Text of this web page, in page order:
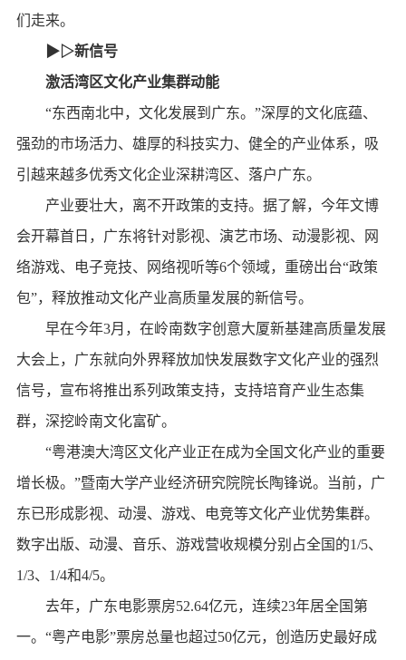
们走来。
▶▷新信号
激活湾区文化产业集群动能
“东西南北中，文化发展到广东。”深厚的文化底蕴、
强劲的市场活力、雄厚的科技实力、健全的产业体系，吸
引越来越多优秀文化企业深耕湾区、落户广东。
产业要壮大，离不开政策的支持。据了解，今年文博
会开幕首日，广东将针对影视、演艺市场、动漫影视、网
络游戏、电子竞技、网络视听等6个领域，重磅出台“政策
包”，释放推动文化产业高质量发展的新信号。
早在今年3月，在岭南数字创意大厦新基建高质量发展
大会上，广东就向外界释放加快发展数字文化产业的强烈
信号，宣布将推出系列政策支持，支持培育产业生态集
群，深挖岭南文化富矿。
“粤港澳大湾区文化产业正在成为全国文化产业的重要
增长极。”暨南大学产业经济研究院院长陶锋说。当前，广
东已形成影视、动漫、游戏、电竞等文化产业优势集群。
数字出版、动漫、音乐、游戏营收规模分别占全国的1/5、
1/3、1/4和4/5。
去年，广东电影票房52.64亿元，连续23年居全国第
一。“粤产电影”票房总量也超过50亿元，创造历史最好成